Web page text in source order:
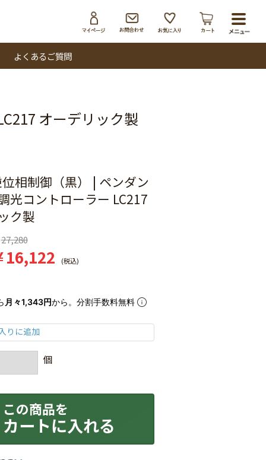
よくあるご質問
オーデリック製
相制御（黒） | ペンダン
光コントローラー LC217
ク製
27,280
16,122 税込
月々1,343円から。分割手数料無料
カートに入れる